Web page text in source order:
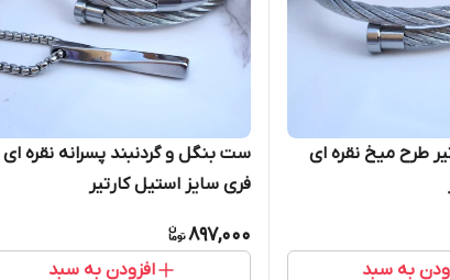
طرح میخ نقره ای
به سبد
ست بنگل و گردنبند پسرانه نقره ای
فری سایز استیل کارتیر
897,000
افزودن به سبد